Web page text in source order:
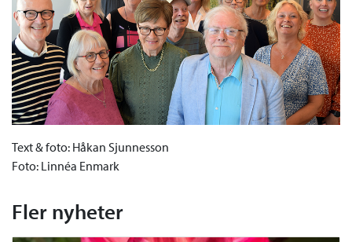
Text & foto: Håkan Sjunnesson
Foto: Linnéa Enmark
Fler nyheter